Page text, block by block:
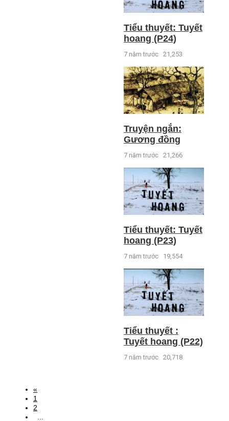
Tiểu thuyết: Tuyết
hoang (P24)
7 năm trước 21,253
Truyện ngắn:
Gương đồng
7 năm trước 21,266
Tiểu thuyết: Tuyết
hoang (P23)
7 năm trước 19,554
Tiểu thuyết :
Tuyết hoang (P22)
7 năm trước 20,718
«
1
2